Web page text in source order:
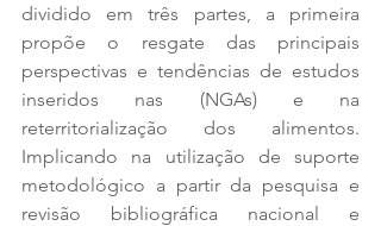
dividido em três partes, a primeira
propõe o resgate das principais
perspectivas e tendências de estudos
inseridos nas (NGAs) e na
reterritorialização dos alimentos.
Implicando na utilização de suporte
metodológico a partir da pesquisa e
revisão bibliográfica nacional e